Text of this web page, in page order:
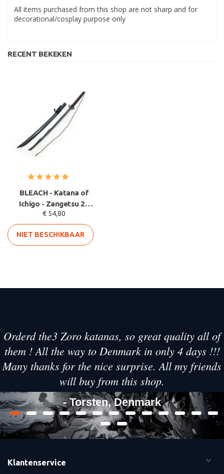
All items purchased from this shop are not sharp and for
decorational/cosplay purpose only
RECENT BEKEKEN
BLEACH - Katana of
Ichigo - Zangetsu 2 -
HOUTEN lemmet
€ 54,80
NIET BESCHIKBAAR
Orderd the3 Zoro katanas, so great quality all of
them ! All the way to Denmark in only 4 days !!!
Many thanks for the nice surprise. All my friends
will buy from this shop.
- Torsten, Denmark
Klantenservice